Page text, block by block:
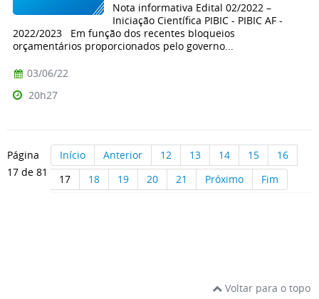
Nota informativa Edital 02/2022 –
Iniciação Científica PIBIC - PIBIC AF -
2022/2023 Em função dos recentes bloqueios
orçamentários proporcionados pelo governo...
03/06/22
20h27
Página
17 de 81
Início Anterior 12 13 14 15
16
17
18 19 20 21 Próximo Fim
Voltar para o topo